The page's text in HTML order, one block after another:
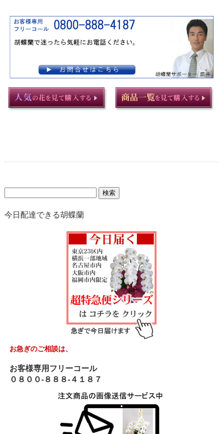
今日配達できる胡蝶蘭
お急ぎのご相談は、
お客様専用フリーコール
０８００-８８８-４１８７